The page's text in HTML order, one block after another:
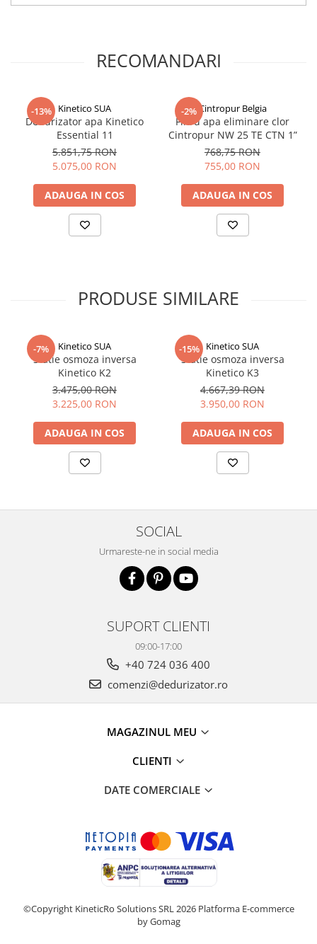
calitatea sistemelor de tratare a apei marca
RECOMANDARI
-13% Kinetico SUA
Dedurizator apa Kinetico
Essential 11
5.851,75 RON
5.075,00 RON
ADAUGA IN COS
-2% Cintropur Belgia
Filtru apa eliminare clor
Cintropur NW 25 TE CTN 1”
768,75 RON
755,00 RON
ADAUGA IN COS
PRODUSE SIMILARE
-7% Kinetico SUA
Statie osmoza inversa
Kinetico K2
3.475,00 RON
3.225,00 RON
ADAUGA IN COS
-15% Kinetico SUA
Statie osmoza inversa
Kinetico K3
4.667,39 RON
3.950,00 RON
ADAUGA IN COS
SOCIAL
Urmareste-ne in social media
SUPORT CLIENTI
09:00-17:00
+40 724 036 400
comenzi@dedurizator.ro
MAGAZINUL MEU
CLIENTI
DATE COMERCIALE
©Copyright KineticRo Solutions SRL 2026 Platforma E-commerce
by Gomag